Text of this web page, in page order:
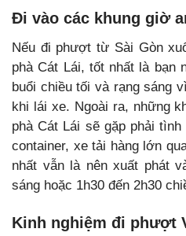
Đi vào các khung giờ
Nếu đi phượt từ Sài Gòn
phà Cát Lái, tốt nhất là bạn
buổi chiều tối và rạng sáng
khi lái xe. Ngoài ra, những
phà Cát Lái sẽ gặp phải
container, xe tải hàng lớn
nhất vẫn là nên xuất phát
sáng hoặc 1h30 đến 2h30
Kinh nghiệm đi phượt